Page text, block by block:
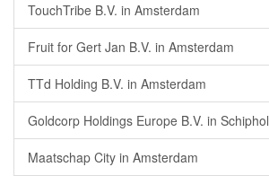
TouchTribe B.V. in Amsterdam
Fruit for Gert Jan B.V. in Amsterdam
TTd Holding B.V. in Amsterdam
Goldcorp Holdings Europe B.V. in Schiphol
Maatschap City in Amsterdam